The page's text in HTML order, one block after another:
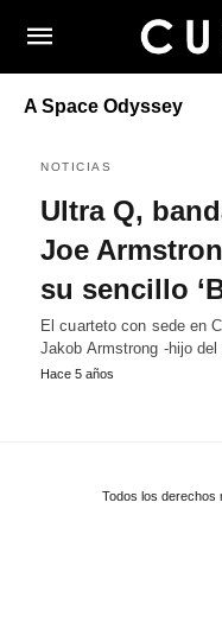
A Space Odyssey
NOTICIAS
Ultra Q,
Joe
su sencillo
El cuarteto con sede en
Jakob Armstrong -hijo
Hace 5 años
Todos los derechos